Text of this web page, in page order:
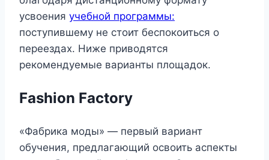
усвоения учебной программы:
поступившему не стоит беспокоиться о
переездах. Ниже приводятся
рекомендуемые варианты площадок.
Fashion Factory
«Фабрика моды» — первый вариант
обучения, предлагающий освоить аспекты